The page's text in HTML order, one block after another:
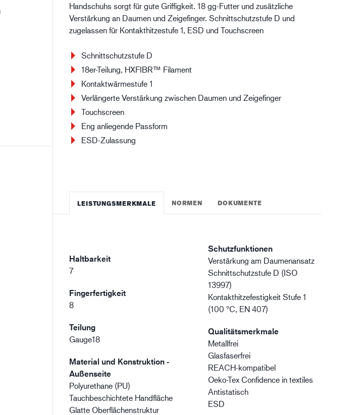
Logistik
Handschuhs sorgt für gute Griffigkeit. 18 gg-Futter und zusätzliche
Verstärkung an Daumen und Zeigefinger. Schnittschutzstufe D und
zugelassen für Kontakthitzestufe 1, ESD und Touchscreen
Schnittschutzstufe D
18er-Teilung, HXFIBR™ Filament
Kontaktwärmestufe 1
Verlängerte Verstärkung zwischen Daumen und Zeigefinger
Touchscreen
Eng anliegende Passform
ESD-Zulassung
LEISTUNGSMERKMALE NORMEN DOKUMENTE
Haltbarkeit
7
Fingerfertigkeit
8
Teilung
Gauge18
Material und Konstruktion -
Außenseite
Polyurethane (PU)
Tauchbeschichtete Handfläche
Glatte Oberflächenstruktur
Schutzfunktionen
Verstärkung am Daumenansatz
Schnittschutzstufe D (ISO
13997)
Kontakthitzefestigkeit Stufe 1
(100 °C, EN 407)
Qualitätsmerkmale
Metallfrei
Glasfaserfrei
REACH-kompatibel
Oeko-Tex Confidence in textiles
Antistatisch
ESD